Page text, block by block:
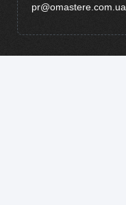
pr@omastere.com.ua